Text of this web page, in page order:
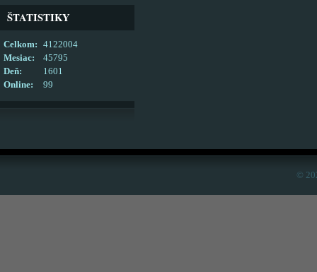
ŠTATISTIKY
Online: 99
Celkom:
4122004
Mesiac:
45795
Deň:
1601
©